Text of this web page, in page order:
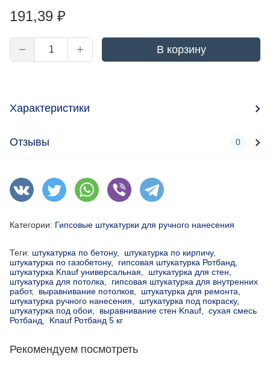
191,39 ₽
В корзину
Характеристики
Отзывы 0
Категории: Гипсовые штукатурки для ручного нанесения
Теги: штукатурка по бетону,
штукатурка по кирпичу,
штукатурка по газобетону,
гипсовая штукатурка Ротбанд,
штукатурка Knauf универсальная,
штукатурка для стен,
штукатурка для потолка,
гипсовая штукатурка для внутренних
работ,
выравнивание потолков,
штукатурка для ремонта,
штукатурка ручного нанесения,
штукатурка под покраску,
штукатурка под обои,
выравнивание стен Knauf, сухая смесь
Ротбанд,
Knauf Ротбанд 5 кг
Рекомендуем посмотреть